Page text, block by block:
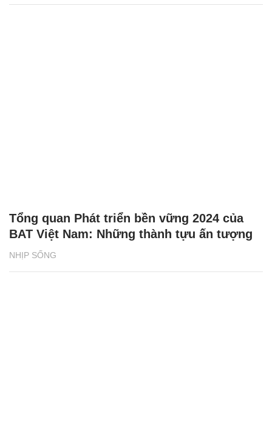
NHỊP SỐNG
Tổng quan Phát triển bền vững 2024 của
BAT Việt Nam: Những thành tựu ấn tượng